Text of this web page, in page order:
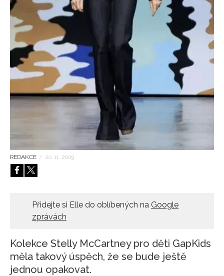
HOME
REDAKCE / 20. 11. 2009
Přidejte si Elle do oblíbených na Google
zprávách
Kolekce Stelly McCartney pro děti GapKids
měla takový úspěch, že se bude ještě
jednou opakovat.